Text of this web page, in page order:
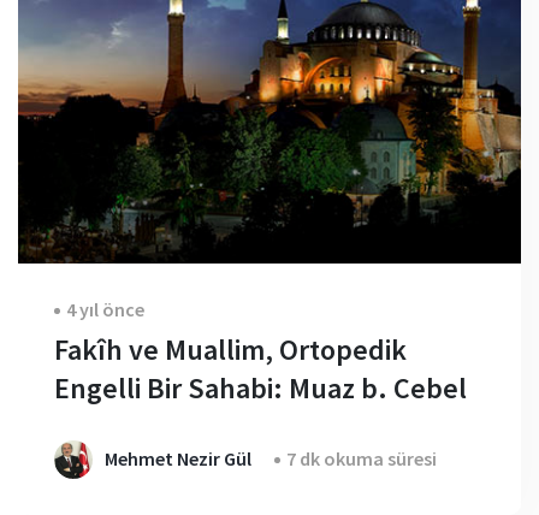
4 yıl önce
Fakîh ve Muallim, Ortopedik
Engelli Bir Sahabi: Muaz b. Cebel
Mehmet Nezir Gül 7 dk okuma süresi